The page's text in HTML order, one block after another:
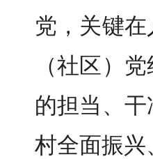
党，关键
（社区）
的担当、
村全面振兴